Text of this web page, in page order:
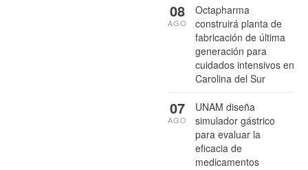
Octapharma
construirá planta de
fabricación de última
generación para
cuidados intensivos en
Carolina del Sur
08
AGO
UNAM diseña
simulador gástrico
para evaluar la
eficacia de
medicamentos
07
AGO